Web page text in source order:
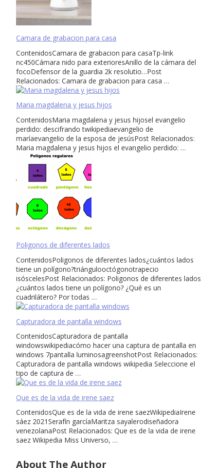
Camara de grabacion para casa
ContenidosCamara de grabacion para casaTp-link
nc450Cámara nido para exterioresAnillo de la cámara del
focoDefensor de la guardia 2k resolutio…Post
Relacionados: Camara de grabacion para casa …
Maria magdalena y jesus hijos
ContenidosMaria magdalena y jesus hijosel evangelio
perdido: descifrando twikipediaevangelio de
maríaevangelio de la esposa de jesúsPost Relacionados:
Maria magdalena y jesus hijos el evangelio perdido: …
Poligonos de diferentes lados
ContenidosPoligonos de diferentes lados¿cuántos lados
tiene un polígono?triángulooctógonotrapecio
isóscelesPost Relacionados: Poligonos de diferentes lados
¿cuántos lados tiene un polígono? ¿Qué es un
cuadrilátero? Por todas …
Capturadora de pantalla windows
ContenidosCapturadora de pantalla
windowswikipediacómo hacer una captura de pantalla en
windows 7pantalla luminosagreenshotPost Relacionados:
Capturadora de pantalla windows wikipedia Seleccione el
tipo de captura de …
Que es de la vida de irene saez
ContenidosQue es de la vida de irene saezWikipediaIrene
sáez 2021Serafín garcíaMaritza sayalerodiseñadora
venezolanaPost Relacionados: Que es de la vida de irene
saez Wikipedia Miss Universo, …
About The Author